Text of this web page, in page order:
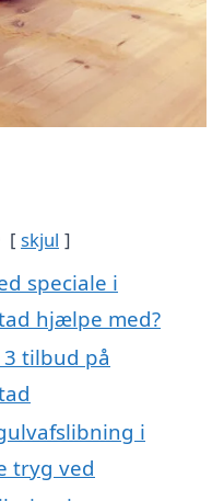
skjul
speciale i
hjælpe med?
tilbud på
i
tryg ved